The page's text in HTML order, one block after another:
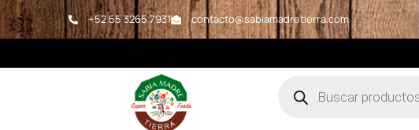
‪+52 55 3265 7931‬ contacto@sabiamadretierra.com